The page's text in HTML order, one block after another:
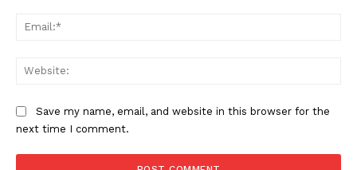
Save my name, email, and website in this browser for the
next time I comment.